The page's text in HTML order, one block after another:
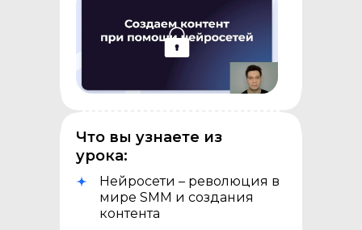
Что вы узнаете из
урока:
Нейросети – революция в
мире SMM и создания
контента